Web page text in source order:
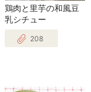
鶏肉と里芋の和風豆
乳シチュー
208